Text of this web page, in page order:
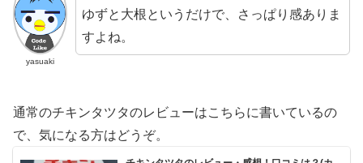
yasuaki
ゆずと大根というだけで、さっぱり感ありま
すよね。
通常のチキンタツタのレビューはこちらに書いているの
で、気になる方はどうぞ。